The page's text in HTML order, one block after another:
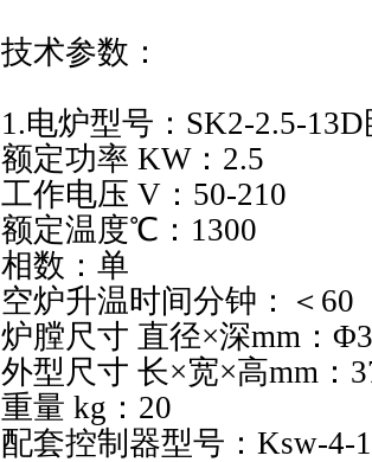
技术参数：
1.电炉型号：SK2-2.5-
额定功率 KW：2.5
工作电压 V：50-210
额定温度℃：1300
相数：单
空炉升温时间分钟：＜60
炉膛尺寸 直径×深mm：
外型尺寸 长×宽×高mm：
重量 kg：20
配套控制器型号：Ksw-4-